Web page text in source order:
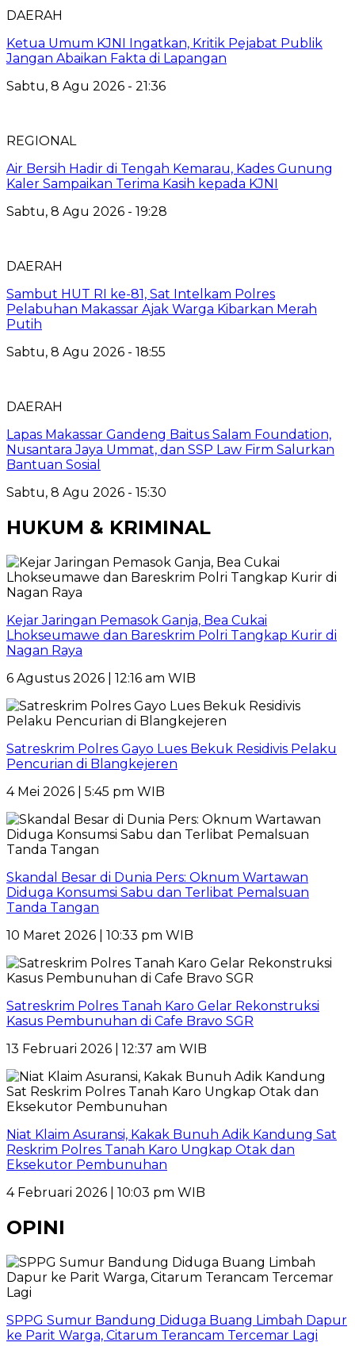
DAERAH
Ketua Umum KJNI Ingatkan, Kritik Pejabat Publik
Jangan Abaikan Fakta di Lapangan
Sabtu, 8 Agu 2026 - 21:36
REGIONAL
Air Bersih Hadir di Tengah Kemarau, Kades Gunung
Kaler Sampaikan Terima Kasih kepada KJNI
Sabtu, 8 Agu 2026 - 19:28
DAERAH
Sambut HUT RI ke-81, Sat Intelkam Polres
Pelabuhan Makassar Ajak Warga Kibarkan Merah
Putih
Sabtu, 8 Agu 2026 - 18:55
DAERAH
Lapas Makassar Gandeng Baitus Salam Foundation,
Nusantara Jaya Ummat, dan SSP Law Firm Salurkan
Bantuan Sosial
Sabtu, 8 Agu 2026 - 15:30
HUKUM & KRIMINAL
Kejar Jaringan Pemasok Ganja, Bea Cukai
Lhokseumawe dan Bareskrim Polri Tangkap Kurir di
Nagan Raya
6 Agustus 2026 | 12:16 am WIB
Satreskrim Polres Gayo Lues Bekuk Residivis Pelaku
Pencurian di Blangkejeren
4 Mei 2026 | 5:45 pm WIB
Skandal Besar di Dunia Pers: Oknum Wartawan
Diduga Konsumsi Sabu dan Terlibat Pemalsuan
Tanda Tangan
10 Maret 2026 | 10:33 pm WIB
Satreskrim Polres Tanah Karo Gelar Rekonstruksi
Kasus Pembunuhan di Cafe Bravo SGR
13 Februari 2026 | 12:37 am WIB
Niat Klaim Asuransi, Kakak Bunuh Adik Kandung Sat
Reskrim Polres Tanah Karo Ungkap Otak dan
Eksekutor Pembunuhan
4 Februari 2026 | 10:03 pm WIB
OPINI
SPPG Sumur Bandung Diduga Buang Limbah Dapur
ke Parit Warga, Citarum Terancam Tercemar Lagi